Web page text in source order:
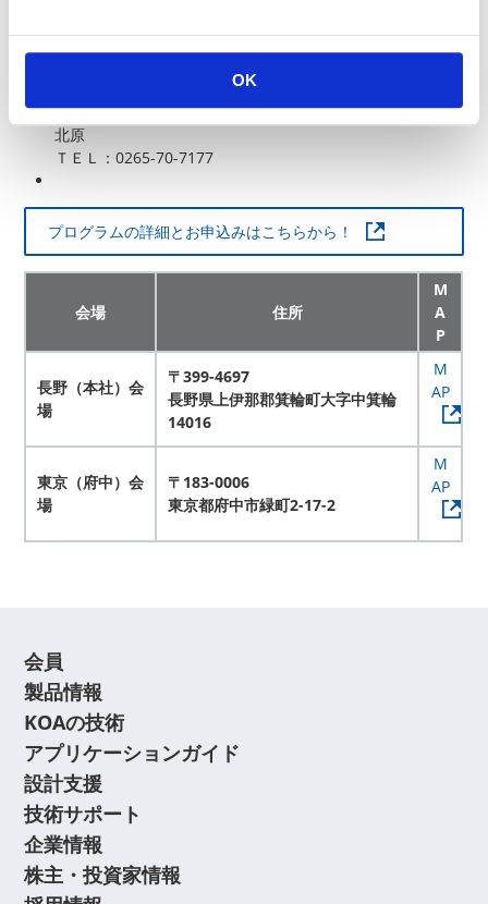
OK
さい。
ＫＯＡ株式会社 人事教育センター 担当：新倉、中川、
北原
ＴＥＬ：0265-70-7177
プログラムの詳細とお申込みはこちらから！
会場 住所
M
A
P
長野（本社）会
場
〒399-4697
長野県上伊那郡箕輪町大字中箕輪
14016
M
AP
東京（府中）会
場
〒183-0006
東京都府中市緑町2-17-2
M
AP
会員
製品情報
KOAの技術
アプリケーションガイド
設計支援
技術サポート
企業情報
株主・投資家情報